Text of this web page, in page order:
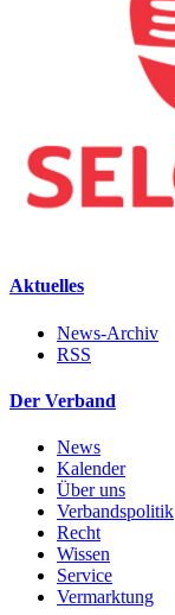
Aktuelles
News-Archiv
RSS
Der Verband
News
Kalender
Über uns
Verbandspolitik
Recht
Wissen
Service
Vermarktung